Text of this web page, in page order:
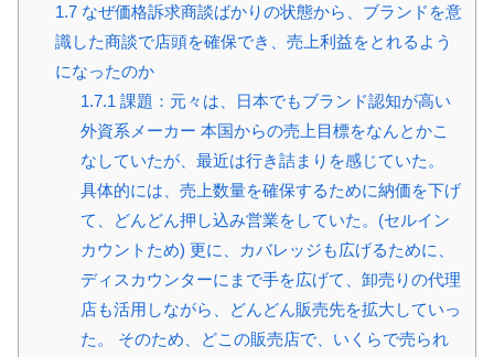
1.7なぜ価格訴求商談ばかりの状態から、ブランドを意
識した商談で店頭を確保でき、売上利益をとれるよう
になったのか
1.7.1 課題：元々は、日本でもブランド認知が高い
外資系メーカー 本国からの売上目標をなんとかこ
なしていたが、最近は行き詰まりを感じていた。
具体的には、売上数量を確保するために納価を下げ
て、どんどん押し込み営業をしていた。(セルイン
カウントため) 更に、カバレッジも広げるために、
ディスカウンターにまで手を広げて、卸売りの代理
店も活用しながら、どんどん販売先を拡大していっ
た。 そのため、どこの販売店で、いくらで売られ